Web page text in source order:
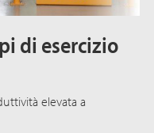
di esercizio
elevata a